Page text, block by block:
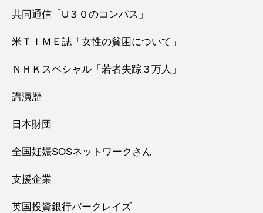
共同通信「U３０のコンパス」
米ＴＩＭＥ誌「女性の貧困について」
ＮＨＫスペシャル「若者失踪３万人」
講演歴
日本財団
全国妊娠SOSネットワークさん
支援企業
英国投資銀行バークレイズ